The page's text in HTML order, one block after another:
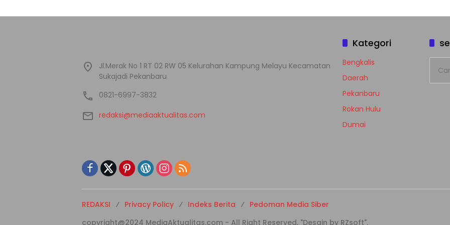
Jl.Merak No 1 RT 02 RW 05 Kelurahan Kampung Melayu Kecamatan
Sukajadi Pekanbaru
0821-6997-3832
redaksi@mediaaktualitas.com
Kategori
Bengkalis
Daerah
Pekanbaru
Rokan Hulu
Dumai
untuk:
REDAKSI Privacy Policy Indeks Berita
Pedoman Media Siber
copyright@2024 MediaAktualitas.com - All Right Reserved, "Desain by RZsoft".